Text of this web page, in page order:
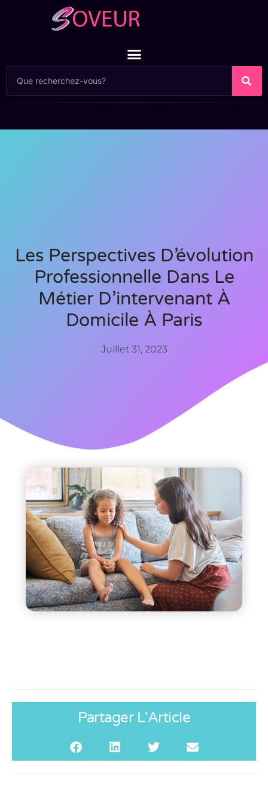
Les Perspectives D’évolution
Professionnelle Dans Le
Métier D’intervenant À
Domicile À Paris
Juillet 31, 2023
Partager L'Article